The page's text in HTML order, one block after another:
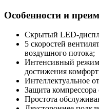
Особенности и
Скрытый LED-
5 скоростей
воздушного потока;
Интенсивный
достижения
Интеллектуальное
Защита компрессора
Простота